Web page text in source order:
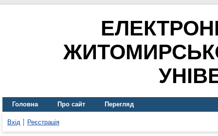
Головна Про сайт Перегляд
Вхід Реєстрація